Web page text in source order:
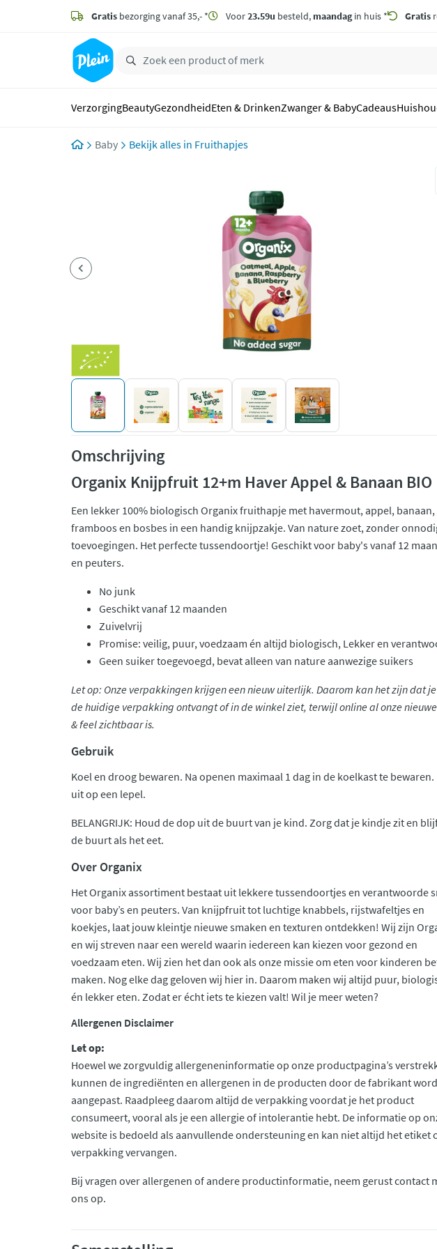
zoeken
hoofdinhoud
Gratis bezorging vanaf 35,- * Voor23.59u besteld, maandagin huis * Gratis
VerzorgingBeautyGezondheidEten & DrinkenZwanger & BabyCadeaus
Baby Fruithapjes
Omschrijving
Organix Knijpfruit 12+m Haver Appel & Banaan BIO
Een lekker 100% biologisch Organix fruithapje met havermout, appel, banaan,
framboos en bosbes in een handig knijpzakje. Van nature zoet, zonder
toevoegingen. Het perfecte tussendoortje! Geschikt voor baby's vanaf 12
en peuters.
No junk
Geschikt vanaf 12 maanden
Zuivelvrij
Promise: veilig, puur, voedzaam én altijd biologisch, Lekker en
Geen suiker toegevoegd, bevat alleen van nature aanwezige suikers
Let op: Onze verpakkingen krijgen een nieuw uiterlijk. Daarom kan het zijn dat
de huidige verpakking ontvangt of in de winkel ziet, terwijl online al onze
& feel zichtbaar is.
Gebruik
Koel en droog bewaren. Na openen maximaal 1 dag in de koelkast te bewaren.
uit op een lepel.
BELANGRIJK: Houd de dop uit de buurt van je kind. Zorg dat je kindje zit en
de buurt als het eet.
Over Organix
Het Organix assortiment bestaat uit lekkere tussendoortjes en verantwoorde
voor baby’s en peuters. Van knijpfruit tot luchtige knabbels, rijstwafeltjes en
koekjes, laat jouw kleintje nieuwe smaken en texturen ontdekken! Wij zijn
en wij streven naar een wereld waarin iedereen kan kiezen voor gezond en
voedzaam eten. Wij zien het dan ook als onze missie om eten voor kinderen
maken. Nog elke dag geloven wij hier in. Daarom maken wij altijd puur,
én lekker eten. Zodat er écht iets te kiezen valt! Wil je meer weten?
Allergenen Disclaimer
Let op:
Hoewel we zorgvuldig allergeneninformatie op onze productpagina’s
kunnen de ingrediënten en allergenen in de producten door de fabrikant
aangepast. Raadpleeg daarom altijd de verpakking voordat je het product
consumeert, vooral als je een allergie of intolerantie hebt. De informatie op
website is bedoeld als aanvullende ondersteuning en kan niet altijd het etiket
verpakking vervangen.
Bij vragen over allergenen of andere productinformatie, neem gerust contact
ons op.